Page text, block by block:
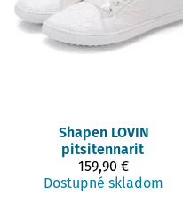
Shapen LOVIN
pitsitennarit
159,90 €
Dostupné skladom